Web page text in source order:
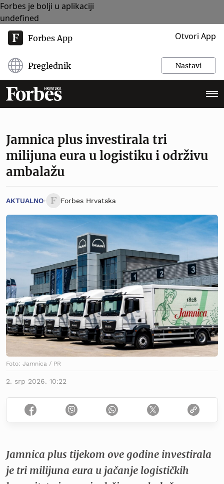
Forbes je bolji u aplikaciji
undefined
Forbes App Otvori App
Preglednik Nastavi
Jamnica plus investirala tri
milijuna eura u logistiku i održivu
ambalažu
AKTUALNO Forbes Hrvatska
Foto: Jamnica / PR
2. srp 2026. 10:22
Jamnica plus tijekom ove godine investirala
je tri milijuna eura u jačanje logističkih